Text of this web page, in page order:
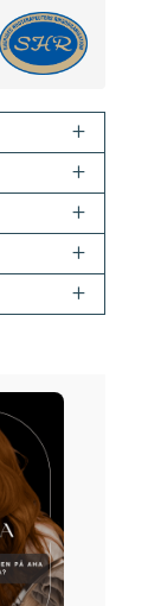
+
+
+
+
+